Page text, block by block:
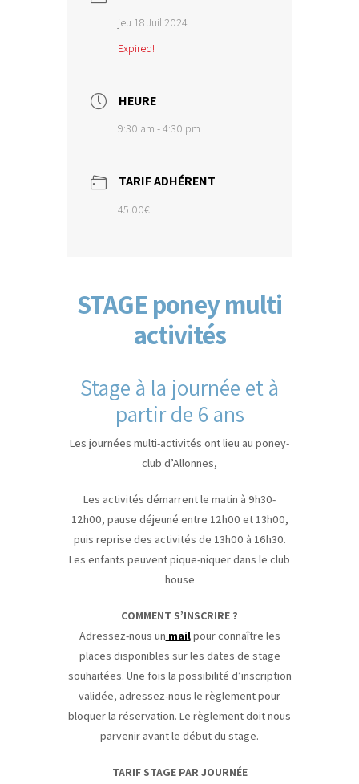
jeu 18 Juil 2024
Expired!
HEURE
9:30 am - 4:30 pm
TARIF ADHÉRENT
45.00€
STAGE poney multi
activités
Stage à la journée et à
partir de 6 ans
Les journées multi-activités ont lieu au poney-
club d’Allonnes,
Les activités démarrent le matin à 9h30-
12h00, pause déjeuné entre 12h00 et 13h00,
puis reprise des activités de 13h00 à 16h30.
Les enfants peuvent pique-niquer dans le club
house
COMMENT S’INSCRIRE ?
Adressez-nous un mailpour connaître les
places disponibles sur les dates de stage
souhaitées. Une fois la possibilité d’inscription
validée, adressez-nous le règlement pour
bloquer la réservation. Le règlement doit nous
parvenir avant le début du stage.
TARIF STAGE PAR JOURNÉE